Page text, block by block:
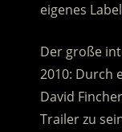
eigenes
Der große
2010: Durch
David
Trailer zu